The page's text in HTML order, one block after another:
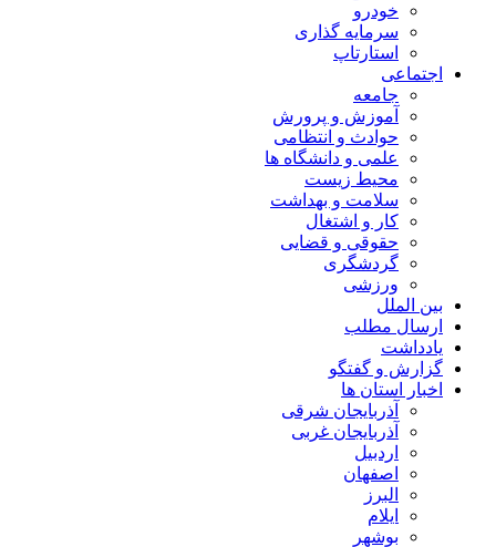
خودرو
سرمایه گذاری
استارتاپ
اجتماعی
جامعه
آموزش و پرورش
حوادث و انتظامی
علمی و دانشگاه ها
محیط زیست
سلامت و بهداشت
کار و اشتغال
حقوقی و قضایی
گردشگری
ورزشی
بین الملل
ارسال مطلب
یادداشت
گزارش و گفتگو
اخبار استان ها
آذربایجان شرقی
آذربایجان غربی
اردبیل
اصفهان
البرز
ایلام
بوشهر